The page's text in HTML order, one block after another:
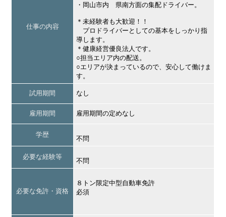
仕事の内容
・岡山市内 県南方面の集配ドライバー。
＊未経験者も大歓迎！！
プロドライバーとしての基本をしっかり指
導します。
＊健康経営優良法人です。
○担当エリア内の配送。
○エリアが決まっているので、安心して働けま
す。
試用期間 なし
雇用期間 雇用期間の定めなし
学歴
不問
必要な経験等
不問
必要な免許・資格
８トン限定中型自動車免許
必須